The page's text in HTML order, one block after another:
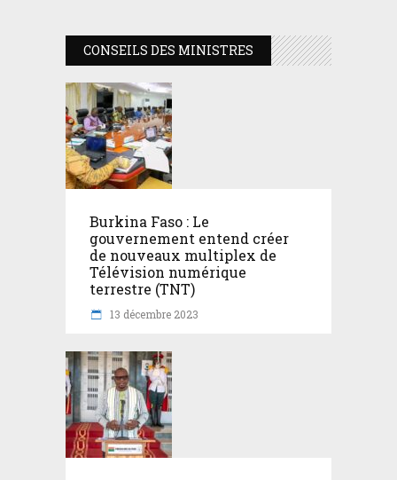
CONSEILS DES MINISTRES
Burkina Faso : Le
gouvernement entend créer
de nouveaux multiplex de
Télévision numérique
terrestre (TNT)
13 décembre 2023